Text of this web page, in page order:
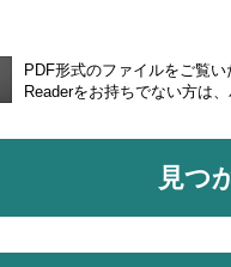
PDF形式のファイルをご覧
Readerをお持ちでない方は
見つ